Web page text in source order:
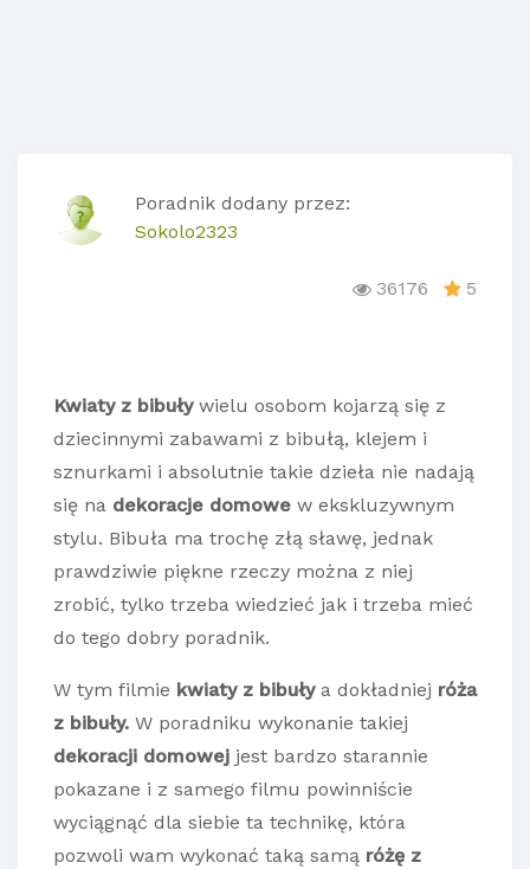
Poradnik dodany przez:
Sokolo2323
36176 5
Kwiaty z bibuływielu osobom kojarzą się z
dziecinnymi zabawami z bibułą, klejem i
sznurkami i absolutnie takie dzieła nie nadają
się na dekoracje domowe w ekskluzywnym
stylu. Bibuła ma trochę złą sławę, jednak
prawdziwie piękne rzeczy można z niej
zrobić, tylko trzeba wiedzieć jak i trzeba mieć
do tego dobry poradnik.
W tym filmie kwiaty z bibułya dokładniej róża
z bibuły. W poradniku wykonanie takiej
dekoracji domowej jest bardzo starannie
pokazane i z samego filmu powinniście
wyciągnąć dla siebie ta technikę, która
pozwoli wam wykonać taką samą różę z